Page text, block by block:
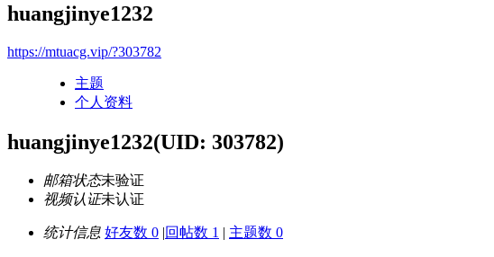
huangjinye1232
https://mtuacg.vip/?303782
主题
个人资料
huangjinye1232(UID: 303782)
邮箱状态未验证
视频认证未认证
统计信息 好友数 0 |回帖数 1 | 主题数 0